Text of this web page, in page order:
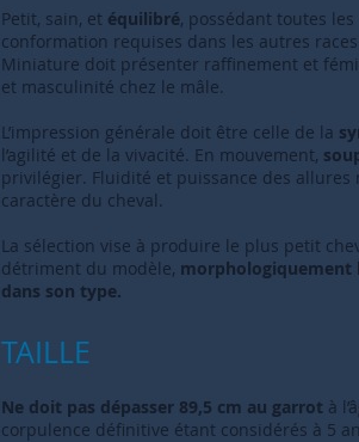
Petit, sain, et équilibré, possédant toutes
conformation requises dans les autres
Miniature doit présenter raffinement et
et masculinité chez le mâle.
L’impression générale doit être celle de la
l’agilité et de la vivacité. En mouvement,
privilégier. Fluidité et puissance des allures
caractère du cheval.
La sélection vise à produire le plus petit
détriment du modèle, morphologiquement
dans son type.
TAILLE
Ne doit pas dépasser 89,5 cm au garrot à
corpulence définitive étant considérés à 5